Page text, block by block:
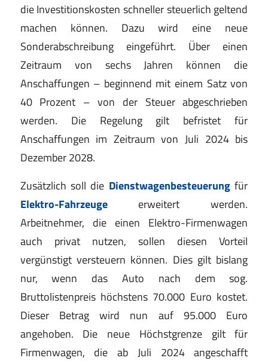
die Investitionskosten schneller steuerlich geltend
machen können. Dazu wird eine neue
Sonderabschreibung eingeführt. Über einen
Zeitraum von sechs Jahren können die
Anschaffungen – beginnend mit einem Satz von
40 Prozent – von der Steuer abgeschrieben
werden. Die Regelung gilt befristet für
Anschaffungen im Zeitraum von Juli 2024 bis
Dezember 2028.
Zusätzlich soll die Dienstwagenbesteuerungfür
Elektro-Fahrzeugeerweitert werden.
Arbeitnehmer, die einen Elektro-Firmenwagen
auch privat nutzen, sollen diesen Vorteil
vergünstigt versteuern können. Dies gilt bislang
nur, wenn das Auto nach dem sog.
Bruttolistenpreis höchstens 70.000 Euro kostet.
Dieser Betrag wird nun auf 95.000 Euro
angehoben. Die neue Höchstgrenze gilt für
Firmenwagen, die ab Juli 2024 angeschafft